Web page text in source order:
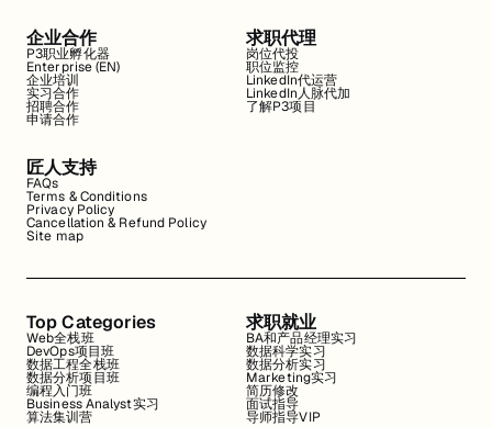
企业合作
P3职业孵化器
Enterprise (EN)
企业培训
实习合作
招聘合作
申请合作
求职代理
岗位代投
职位监控
LinkedIn代运营
LinkedIn人脉代加
了解P3项目
匠人支持
FAQs
Terms & Conditions
Privacy Policy
Cancellation & Refund Policy
Site map
Top Categories
Web全栈班
DevOps项目班
数据工程全栈班
数据分析项目班
编程入门班
Business Analyst实习
算法集训营
求职就业
BA和产品经理实习
数据科学实习
数据分析实习
Marketing实习
简历修改
面试指导
导师指导VIP